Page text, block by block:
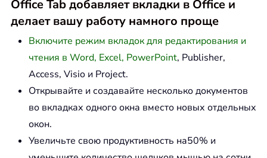
Office Tab добавляет вкладки в Office и
делает вашу работу намного проще
Включите режим вкладок для редактирования и
чтения в Word, Excel, PowerPoint, Publisher,
Access, Visio и Project.
Открывайте и создавайте несколько документов
во вкладках одного окна вместо новых отдельных
окон.
Увеличьте свою продуктивность на50% и